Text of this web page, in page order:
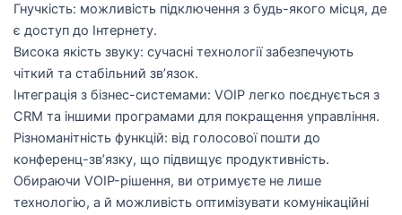
Гнучкість: можливість підключення з будь-якого місця, де
є доступ до Інтернету.
Висока якість звуку: сучасні технології забезпечують
чіткий та стабільний зв’язок.
Інтеграція з бізнес-системами: VOIP легко поєднується з
CRM та іншими програмами для покращення управління.
Різноманітність функцій: від голосової пошти до
конференц-зв’язку, що підвищує продуктивність.
Обираючи VOIP-рішення, ви отримуєте не лише
технологію, а й можливість оптимізувати комунікаційні